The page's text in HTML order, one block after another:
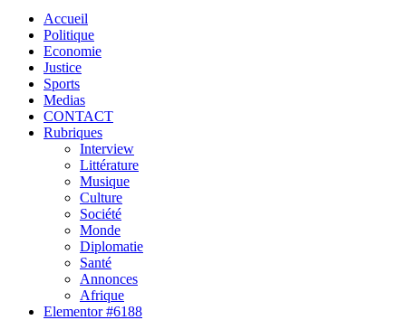
Accueil
Politique
Economie
Justice
Sports
Medias
CONTACT
Rubriques
Interview
Littérature
Musique
Culture
Société
Monde
Diplomatie
Santé
Annonces
Afrique
Elementor #6188